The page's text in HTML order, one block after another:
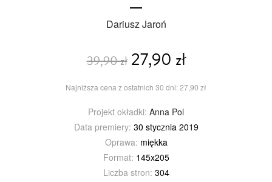
Dariusz Jaroń
39,90 zł27,90 zł
Najniższa cena z ostatnich 30 dni: 27,90 zł
Projekt okładki: Anna Pol
Data premiery: 30 stycznia 2019
Oprawa: miękka
Format: 145x205
Liczba stron: 304